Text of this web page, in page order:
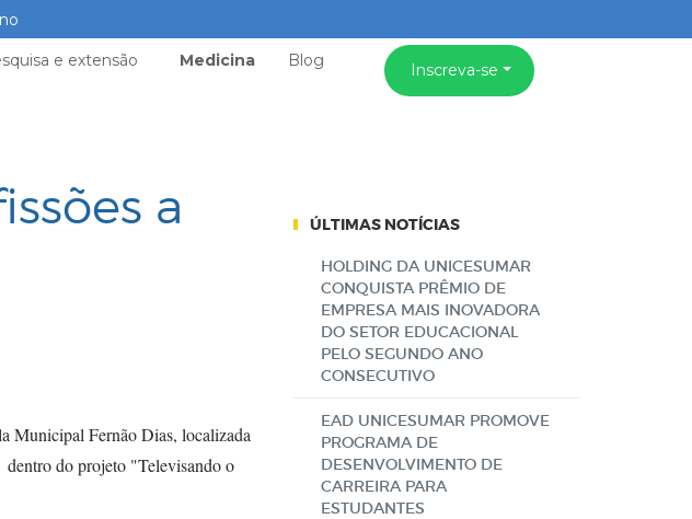
e extensão Medicina Blog Inscreva-se
a
Municipal Fernão Dias, localizada
do projeto "Televisando o
ÚLTIMAS NOTÍCIAS
HOLDING DA UNICESUMAR
CONQUISTA PRÊMIO DE
EMPRESA MAIS INOVADORA
DO SETOR EDUCACIONAL
PELO SEGUNDO ANO
CONSECUTIVO
EAD UNICESUMAR PROMOVE
PROGRAMA DE
DESENVOLVIMENTO DE
CARREIRA PARA
ESTUDANTES